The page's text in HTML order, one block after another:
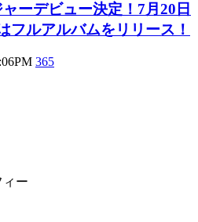
ーデビュー決定！7月20日
フルアルバムをリリース！
365
ィー